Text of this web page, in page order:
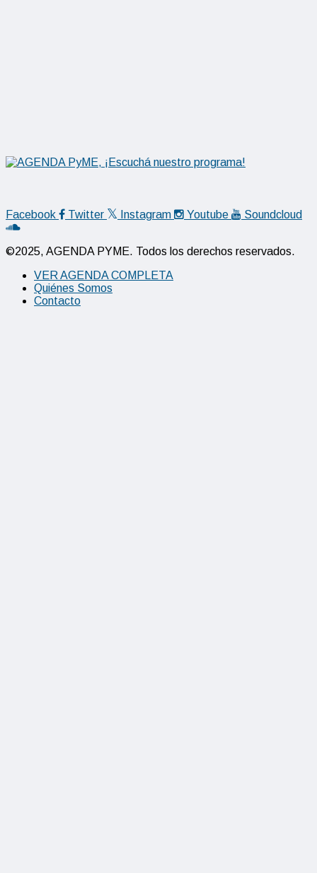
Facebook Twitter Instagram Youtube Soundcloud
©2025, AGENDA PYME. Todos los derechos reservados.
VER AGENDA COMPLETA
Quiénes Somos
Contacto